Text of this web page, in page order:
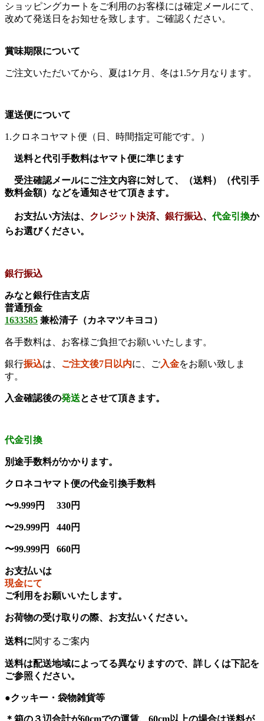
ショッピングカートをご利用のお客様には確定メールにて、
改めて発送日をお知せを致します。ご確認ください。
賞味期限について
ご注文いただいてから、夏は1ケ月、冬は1.5ケ月なります。
運送便について
1.クロネコヤマト便（日、時間指定可能です。）
送料と代引手数料はヤマト便に準じます
受注確認メールにご注文内容に対して、（送料）（代引手
数料金額）などを通知させて頂きます。
お支払い方法は、 クレジット決済、 銀行振込、代金引換か
らお選びください。
銀行振込
みなと銀行住吉支店
普通預金
1633585 兼松清子（カネマツキヨコ）
各手数料は、お客様ご負担でお願いいたします。
銀行振込は、 ご注文後7日以内に、ご入金をお願い致しま
す。
入金確認後の発送とさせて頂きます。
代金引換
別途手数料がかかります。
クロネコヤマト便の代金引換手数料
〜9.999円 330円
〜29.999円 440円
〜99.999円 660円
お支払いは
現金にて
ご利用をお願いいたします。
お荷物の受け取りの際、お支払いください。
送料に関するご案内
送料は配送地域によってる異なりますので、詳しくは下記を
ご参照 ください。
●クッキー・ 袋物雑貨等
＊箱の３辺合計が60cmでの運賃、60cm以上の場合は送料が